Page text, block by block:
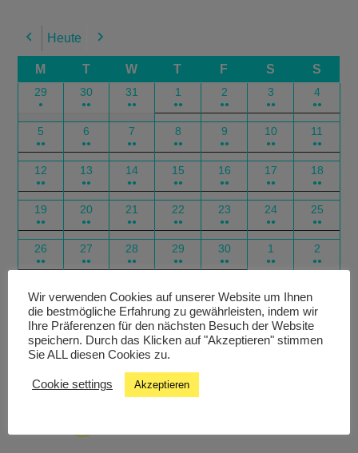
Previous
Heute Next
M T W T F S S
29
●
30
●●
31
●●
1
●●
2
●●
3
●●
4
●●
5
●●
6
●●
7
●●
8
●●
9
●●
10
●●
11
●●
12
●●
13
●●
14
●●
15
●●
16
●●
17
●●
18
●●
19
●●
20
●●
21
●●
22
●●
23
●●
24
●●
25
●●
26
●●
27
●●
28
●●
29
●●
30
●●
1
●●
2
●●
Subscribe
in
Google
Subscribe
in
Outlook
Export
for
Google
Export
for
Outlook
Wir verwenden Cookies auf unserer Website um Ihnen
die bestmögliche Erfahrung zu gewährleisten, indem wir
Ihre Präferenzen für den nächsten Besuch der Website
speichern. Durch das Klicken auf "Akzeptieren" stimmen
Sie ALL diesen Cookies zu.
Cookie settings Akzeptieren